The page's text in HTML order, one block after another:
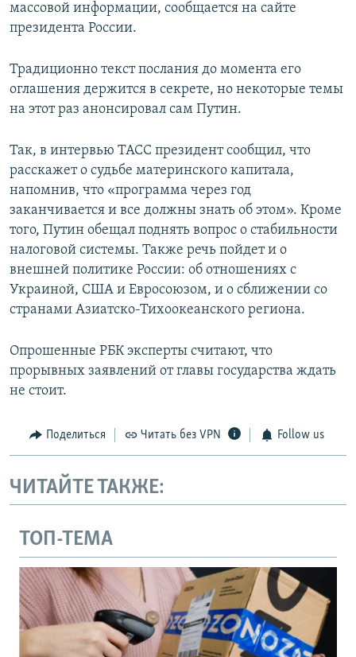
массовой информации, сообщается на сайте
президента России.
Традиционно текст послания до момента его
оглашения держится в секрете, но некоторые темы
на этот раз анонсировал сам Путин.
Так, в интервью ТАСС президент сообщил, что
расскажет о судьбе материнского капитала,
напомнив, что «программа через год
заканчивается и все должны знать об этом». Кроме
того, Путин обещал поднять вопрос о стабильности
налоговой системы. Также речь пойдет и о
внешней политике России: об отношениях с
Украиной, США и Евросоюзом, и о сближении со
странами Азиатско-Тихоокеанского региона.
Опрошенные РБК эксперты считают, что
прорывных заявлений от главы государства ждать
не стоит.
Поделиться Читать без VPN Follow us
ЧИТАЙТЕ ТАКЖЕ:
ТОП-ТЕМА